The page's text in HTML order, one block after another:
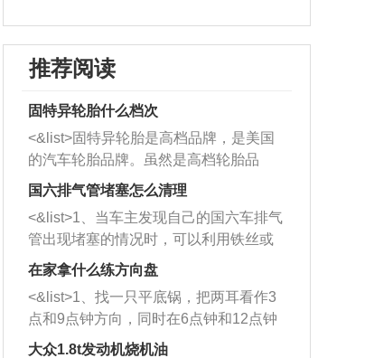
推荐阅读
固特异轮胎什么档次
<&list>固特异轮胎是高档品牌，是美国
的汽车轮胎品牌。虽然是高档轮胎品
牌，但是中高低端的轮胎都有生产，这
也是为了更好的开拓市场。
国六排气管堵塞怎么清理
<&list>1、当车主发现自己的国六车排气
管出现堵塞的情况时，可以利用铁丝或
者是细棍，直接将杂物给取出来，如果
堵塞情况比较严重，也可以采取应急措
施。 <&list>2、直接利用木棍将所有的
杂物推到排气管里面的位置处，然后将
三元催化器拆解开，就可以将堵塞的东
在家拿什么练方向盘
<&list>1、找一只平底锅，把两耳看作3
点和9点钟方向，同时在6点钟和12点钟
方向做一个标记。 <&list>2、双手握住
大众1.8t发动机烧机油